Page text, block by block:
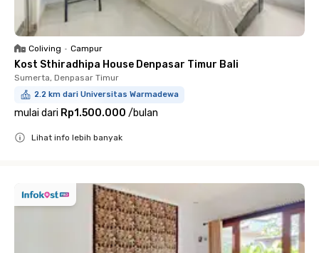
Coliving • Campur
Kost Sthiradhipa House Denpasar Timur Bali
Sumerta, Denpasar Timur
2.2 km dari Universitas Warmadewa
mulai dari Rp1.500.000 /bulan
Lihat info lebih banyak